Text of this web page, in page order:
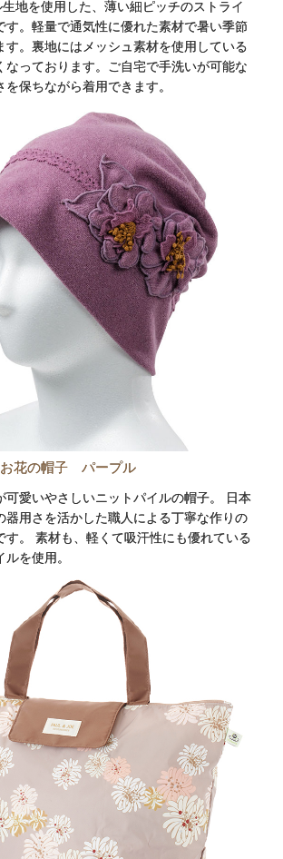
地を使用した、薄い細ピッチのストライ
す。軽量で通気性に優れた素材で暑い季節
す。裏地にはメッシュ素材を使用している
なっております。ご自宅で手洗いが可能な
保ちながら着用できます。
花の帽子 パープル
可愛いやさしいニットパイルの帽子。 日本
器用さを活かした職人による丁寧な作りの
す。 素材も、軽くて吸汗性にも優れている
を使用。